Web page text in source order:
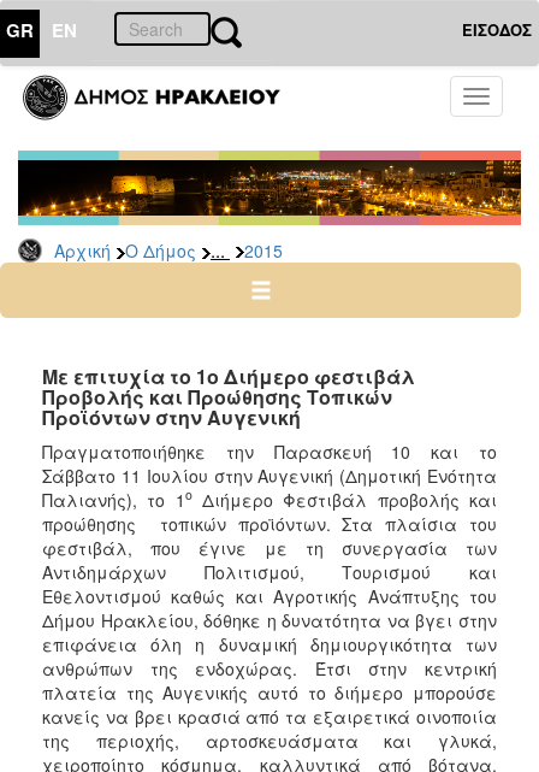
GR EN ΕΙΣΟΔΟΣ
Toggle
Αρχική Ο Δήμος ... 2015
ΔΗΜΟΣ
Δελτία
Τύπου
Αρχείο
2026
2024
2022
2020
2019
2018
2017
2016
2015
2013
2012
2011
Με επιτυχία το 1ο Διήμερο φεστιβάλ
Προβολής και Προώθησης Τοπικών
Προϊόντων στην Αυγενική
Πραγματοποιήθηκε την Παρασκευή 10 και το
Σάββατο 11 Ιουλίου στην Αυγενική (Δημοτική Ενότητα
Παλιανής), το 1 οΔιήμερο Φεστιβάλ προβολής και
προώθησης τοπικών προϊόντων. Στα πλαίσια του
φεστιβάλ, που έγινε με τη συνεργασία των
Αντιδημάρχων Πολιτισμού, Τουρισμού και
Εθελοντισμού καθώς και Αγροτικής Ανάπτυξης του
Δήμου Ηρακλείου, δόθηκε η δυνατότητα να βγει στην
επιφάνεια όλη η δυναμική δημιουργικότητα των
ανθρώπων της ενδοχώρας. Έτσι στην κεντρική
πλατεία της Αυγενικής αυτό το διήμερο μπορούσε
κανείς να βρει κρασιά από τα εξαιρετικά οινοποιία
της περιοχής, αρτοσκευάσματα και γλυκά,
χειροποίητο κόσμημα, καλλυντικά από βότανα,